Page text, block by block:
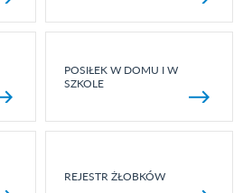
POSIŁEK W DOMU I W
SZKOLE
REJESTR ŻŁOBKÓW